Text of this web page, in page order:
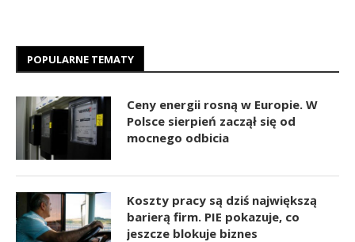
POPULARNE TEMATY
Ceny energii rosną w Europie. W
Polsce sierpień zaczął się od
mocnego odbicia
Koszty pracy są dziś największą
barierą firm. PIE pokazuje, co
jeszcze blokuje biznes